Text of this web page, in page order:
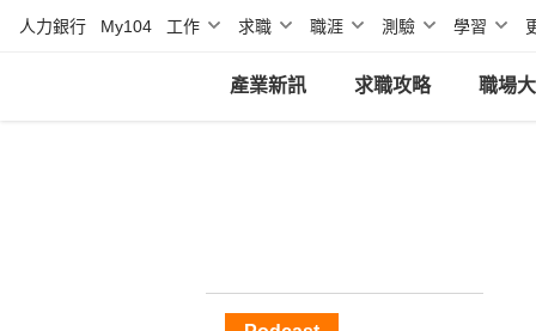
人力銀行 My104 工作 求職 職涯 測驗 學習
產業新訊 求職攻略 職場